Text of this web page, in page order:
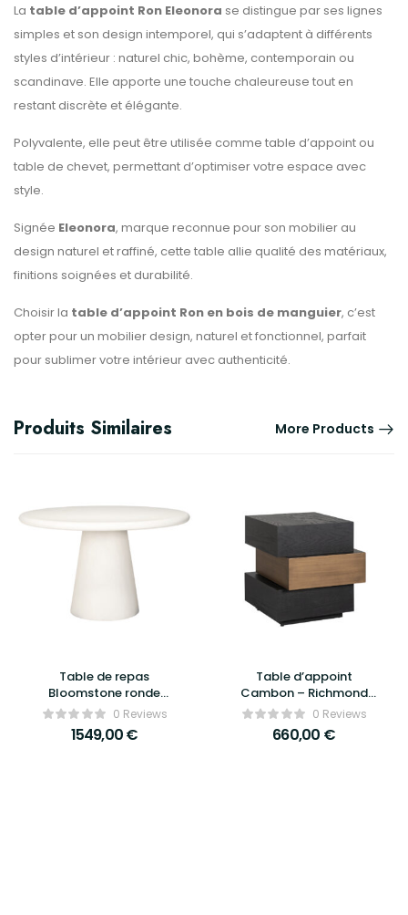
La table d’appoint Ron Eleonora se distingue par ses lignes
simples et son design intemporel, qui s’adaptent à différents
styles d’intérieur : naturel chic, bohème, contemporain ou
scandinave. Elle apporte une touche chaleureuse tout en
restant discrète et élégante.
Polyvalente, elle peut être utilisée comme table d’appoint ou
table de chevet, permettant d’optimiser votre espace avec
style.
Signée Eleonora, marque reconnue pour son mobilier au
design naturel et raffiné, cette table allie qualité des matériaux,
finitions soignées et durabilité.
Choisir la table d’appoint Ron en bois de manguier, c’est
opter pour un mobilier design, naturel et fonctionnel, parfait
pour sublimer votre intérieur avec authenticité.
Produits Similaires More Products
Table de repas
Bloomstone ronde
Ø130cm blanche –
Richmond Interiors
0 Reviews
1549,00€
Table d’appoint
Cambon – Richmond
Interiors0 Reviews
660,00 €